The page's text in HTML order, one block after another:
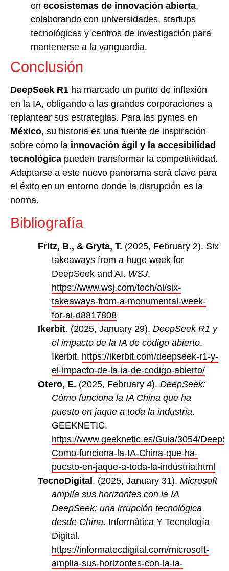
en ecosistemas de innovación abierta,
colaborando con universidades, startups
tecnológicas y centros de investigación para
mantenerse a la vanguardia.
Conclusión
DeepSeek R1 ha marcado un punto de inflexión
en la IA, obligando a las grandes corporaciones a
replantear sus estrategias. Para las pymes en
México, su historia es una fuente de inspiración
sobre cómo la innovación ágil y la accesibilidad
tecnológica pueden transformar la competitividad.
Adaptarse a este nuevo panorama será clave para
el éxito en un entorno donde la disrupción es la
norma.
Bibliografía
Fritz, B., & Gryta, T. (2025, February 2). Six
takeaways from a huge week for
DeepSeek and AI. WSJ.
https://www.wsj.com/tech/ai/six-
takeaways-from-a-monumental-week-
for-ai-d8817808
Ikerbit. (2025, January 29). DeepSeek R1 y
el impacto de la IA de código abierto.
Ikerbit. https://ikerbit.com/deepseek-r1-y-
el-impacto-de-la-ia-de-codigo-abierto/
Otero, E. (2025, February 4). DeepSeek:
Cómo funciona la IA China que ha
puesto en jaque a toda la industria.
GEEKNETIC.
https://www.geeknetic.es/Guia/3054/
Como-funciona-la-IA-China-que-ha-
puesto-en-jaque-a-toda-la-industria.html
TecnoDigital. (2025, January 31). Microsoft
amplía sus horizontes con la IA
DeepSeek: una irrupción tecnológica
desde China. Informática Y Tecnología
Digital.
https://informatecdigital.com/microsoft-
amplia-sus-horizontes-con-la-ia-